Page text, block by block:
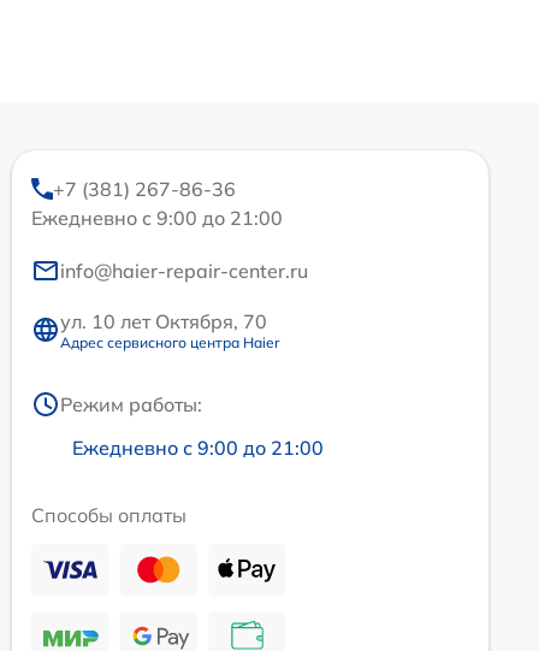
+7 (381) 267-86-36
Ежедневно с 9:00 до 21:00
info@haier-repair-center.ru
ул. 10 лет Октября, 70
Адрес сервисного центра Haier
Режим работы:
Ежедневно с 9:00 до 21:00
Способы оплаты